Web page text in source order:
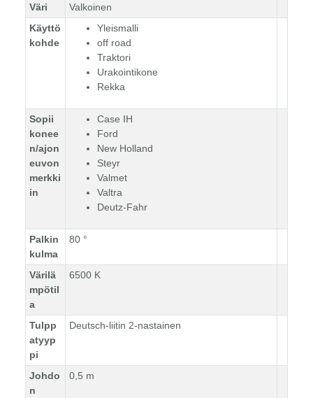
Väri
Valkoinen
Käyttö
kohde
Yleismalli
off road
Traktori
Urakointikone
Rekka
Sopii
konee
n/ajon
euvon
merkki
in
Case IH
Ford
New Holland
Steyr
Valmet
Valtra
Deutz-Fahr
Palkin
kulma
80 °
Värilä
mpötil
a
6500 K
Tulpp
atyyp
pi
Deutsch-liitin 2-nastainen
Johdo
n
0,5 m